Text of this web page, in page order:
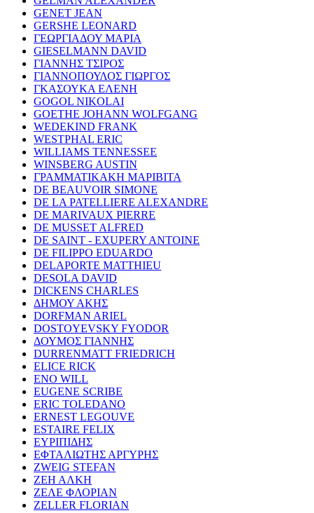
GENET JEAN
GERSHE LEONARD
ΓΕΩΡΓΙΑΔΟΥ ΜΑΡΙΑ
GIESELMANN DAVID
ΓΙΑΝΝΗΣ ΤΣΙΡΟΣ
ΓΙΑΝΝΟΠΟΥΛΟΣ ΓΙΩΡΓΟΣ
ΓΚΑΣΟΥΚΑ ΕΛΕΝΗ
GOGOL NIKOLAI
GOETHE JOHANN WOLFGANG
WEDEKIND FRANK
WESTPHAL ERIC
WILLIAMS TENNESSEE
WINSBERG AUSTIN
ΓΡΑΜΜΑΤΙΚΑΚΗ ΜΑΡΙΒΙΤΑ
DE BEAUVOIR SIMONE
DE LA PATELLIERE ALEXANDRE
DE MARIVAUX PIERRE
DE MUSSET ALFRED
DE SAINT - EXUPERY ANTOINE
DE FILIPPO EDUARDO
DELAPORTE MATTHIEU
DESOLA DAVID
DICKENS CHARLES
ΔΗΜΟΥ ΑΚΗΣ
DORFMAN ARIEL
DOSTOYEVSKY FYODOR
ΔΟΥΜΟΣ ΓΙΑΝΝΗΣ
DURRENMATT FRIEDRICH
ELICE RICK
ENO WILL
EUGENE SCRIBE
ERIC TOLEDANO
ERNEST LEGOUVE
ESTAIRE FELIX
ΕΥΡΙΠΙΔΗΣ
ΕΦΤΑΛΙΩΤΗΣ ΑΡΓΥΡΗΣ
ZWEIG STEFAN
ΖΕΗ ΑΛΚΗ
ΖΕΛΕ ΦΛΟΡΙΑΝ
ZELLER FLORIAN